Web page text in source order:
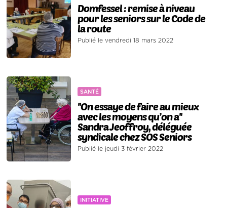
Domfessel : remise à niveau
pour les seniors sur le Code de
la route
Publié le vendredi 18 mars 2022
SANTÉ
''On essaye de faire au mieux
avec les moyens qu’on a''
Sandra Jeoffroy, déléguée
syndicale chez SOS Seniors
Publié le jeudi 3 février 2022
INITIATIVE